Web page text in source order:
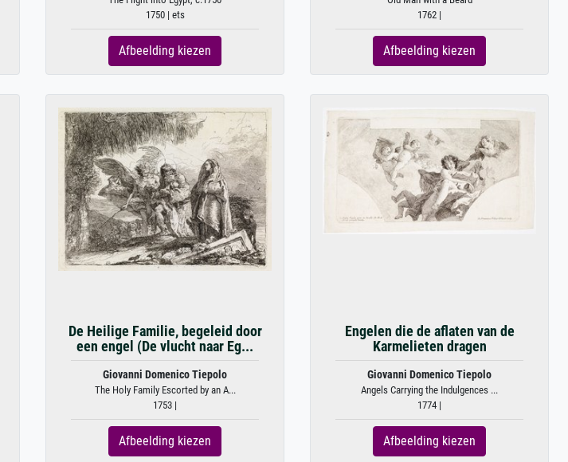
1750 | ets
Afbeelding kiezen
1762 |
Afbeelding kiezen
De Heilige Familie, begeleid door
een engel (De vlucht naar Eg...
Giovanni Domenico Tiepolo
The Holy Family Escorted by an A...
1753 |
Afbeelding kiezen
Engelen die de aflaten van de
Karmelieten dragen
Giovanni Domenico Tiepolo
Angels Carrying the Indulgences ...
1774 |
Afbeelding kiezen